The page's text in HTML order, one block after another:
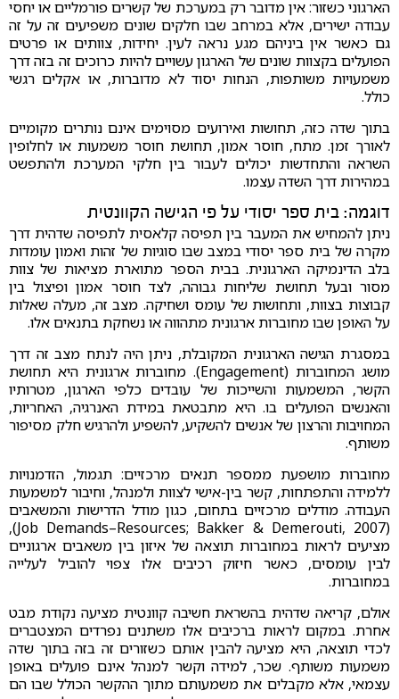
הארגוני כשזור: אין מדובר רק במערכת של קשרים פורמליים או יחסי
עבודה ישירים, אלא במרחב שבו חלקים שונים משפיעים זה על זה
גם כאשר אין ביניהם מגע נראה לעין. יחידות, צוותים או פרטים
הפועלים בקצוות שונים של הארגון עשויים להיות כרוכים זה בזה דרך
משמעויות משותפות, הנחות יסוד לא מדוברות, או אקלים רגשי
כולל.
בתוך שדה כזה, תחושות ואירועים מסוימים אינם נותרים מקומיים
לאורך זמן. מתח, חוסר אמון, תחושת חוסר משמעות או לחלופין
השראה והתחדשות יכולים לעבור בין חלקי המערכת ולהתפשט
במהירות דרך השדה עצמו.
דוגמה: בית ספר יסודי על פי הגישה הקוונטית
ניתן להמחיש את המעבר בין תפיסה קלאסית לתפיסה שדהית דרך
מקרה של בית ספר יסודי במצב שבו סוגיות של זהות ואמון עומדות
בלב הדינמיקה הארגונית. בבית הספר מתוארת מציאות של צוות
מסור ובעל תחושת שליחות גבוהה, לצד חוסר אמון ופיצול בין
קבוצות בצוות, ותחושות של עומס ושחיקה. מצב זה, מעלה שאלות
על האופן שבו מחוברות ארגונית מתהווה או נשחקת בתנאים אלו.
במסגרת הגישה הארגונית המקובלת, ניתן היה לנתח מצב זה דרך
מושג המחוברות (Engagement). מחוברות ארגונית היא תחושת
הקשר, המשמעות והשייכות של עובדים כלפי הארגון, מטרותיו
והאנשים הפועלים בו. היא מתבטאת במידת האנרגיה, האחריות,
המחויבות והרצון של אנשים להשקיע, להשפיע ולהרגיש חלק מסיפור
משותף.
מחוברות מושפעת ממספר תנאים מרכזיים: תגמול, הזדמנויות
ללמידה והתפתחות, קשר בין-אישי לצוות ולמנהל, וחיבור למשמעות
העבודה. מודלים מרכזיים בתחום, כגון מודל הדרישות והמשאבים
(Job Demands–Resources; Bakker & Demerouti, 2007),
מציעים לראות במחוברות תוצאה של איזון בין משאבים ארגוניים
לבין עומסים, כאשר חיזוק רכיבים אלו צפוי להוביל לעלייה
במחוברות.
אולם, קריאה שדהית בהשראת חשיבה קוונטית מציעה נקודת מבט
אחרת. במקום לראות ברכיבים אלו משתנים נפרדים המצטברים
לכדי תוצאה, היא מציעה להבין אותם כשזורים זה בזה בתוך שדה
משמעות משותף. שכר, למידה וקשר למנהל אינם פועלים באופן
עצמאי, אלא מקבלים את משמעותם מתוך ההקשר הכולל שבו הם